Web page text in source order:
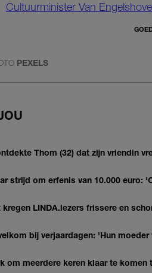
Cultuurminister Van
PEXELS
Thom (32) dat zijn vriendin
strijd om erfenis van 10.000 euro:
LINDA.lezers frissere en
bij verjaardagen: 'Hun
om meerdere keren klaar te komen